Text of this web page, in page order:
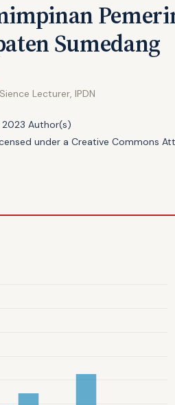
Sumedang
Lecturer, IPDN
Author(s)
under a Creative Commons